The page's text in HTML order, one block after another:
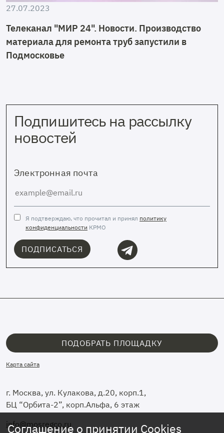
27.07.2023
Телеканал "МИР 24". Новости. Производство
материала для ремонта труб запустили в
Подмосковье
Подпишитесь на рассылку
новостей
Электронная почта
Я подтверждаю, что прочитал и принял политику
конфиденциальности КРМО
ПОДПИСАТЬСЯ
info@mosregco.ru
г. Москва, ул. Кулакова, д.20, корп.1,
БЦ “Орбита-2”, корп.Альфа, 6 этаж
ПОДОБРАТЬ ПЛОЩАДКУ
Карта сайта
Соглашение о принятии Cookies